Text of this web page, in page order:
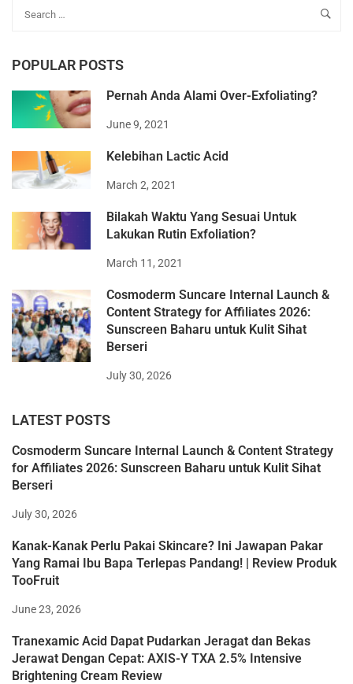
POPULAR POSTS
Pernah Anda Alami Over-Exfoliating?
June 9, 2021
Kelebihan Lactic Acid
March 2, 2021
Bilakah Waktu Yang Sesuai Untuk
Lakukan Rutin Exfoliation?
March 11, 2021
Cosmoderm Suncare Internal Launch &
Content Strategy for Affiliates 2026:
Sunscreen Baharu untuk Kulit Sihat
Berseri
July 30, 2026
LATEST POSTS
Cosmoderm Suncare Internal Launch & Content Strategy
for Affiliates 2026: Sunscreen Baharu untuk Kulit Sihat
Berseri
July 30, 2026
Kanak-Kanak Perlu Pakai Skincare? Ini Jawapan Pakar
Yang Ramai Ibu Bapa Terlepas Pandang! | Review Produk
TooFruit
June 23, 2026
Tranexamic Acid Dapat Pudarkan Jeragat dan Bekas
Jerawat Dengan Cepat: AXIS-Y TXA 2.5% Intensive
Brightening Cream Review